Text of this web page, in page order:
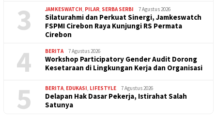
3 JAMKESWATCH PILAR SERBA SERBI 7 Agustus 2026
Silaturahmi dan Perkuat Sinergi, Jamkeswatch
FSPMI Cirebon Raya Kunjungi RS Permata
Cirebon
4 BERITA 7 Agustus 2026
Workshop Participatory Gender Audit Dorong
Kesetaraan di Lingkungan Kerja dan Organisasi
5 BERITA EDUKASI LIFESTYLE 7 Agustus 2026
Delapan Hak Dasar Pekerja, Istirahat Salah
Satunya